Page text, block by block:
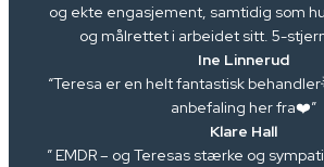
og ekte engasjement, samtidig som
og målrettet i arbeidet sitt. 5-
Ine Linnerud
“Teresa er en helt fantastisk
anbefaling her fra❤️”
Klare Hall
” EMDR – og Teresas stærke og